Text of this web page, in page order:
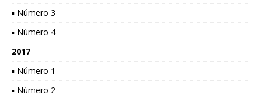
▪ Número 3
▪ Número 4
2017
▪ Número 1
▪ Número 2